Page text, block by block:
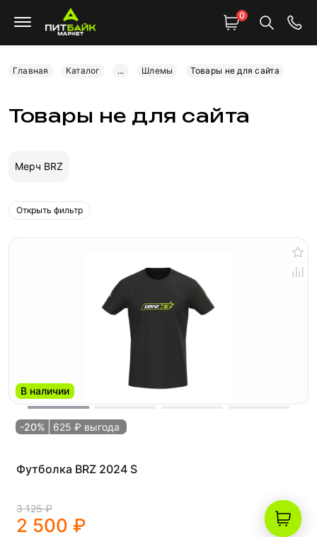
0
Главная Каталог ... Шлемы Товары не для сайта
Товары не для сайта
Мерч BRZ
Открыть фильтр
В наличии
-20% 625 ₽ выгода
Футболка BRZ 2024 S
3 125 ₽
2 500 ₽